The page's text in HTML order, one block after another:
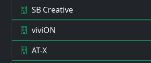
SB Creative
viviON
AT-X